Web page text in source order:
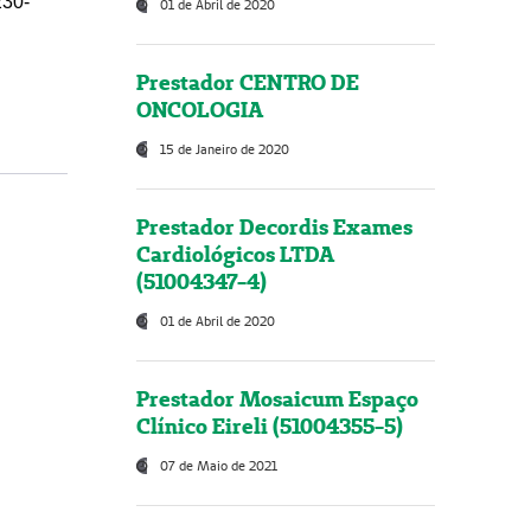
01 de Abril de 2020
Prestador CENTRO DE
ONCOLOGIA
15 de Janeiro de 2020
Prestador Decordis Exames
Cardiológicos LTDA
(51004347-4)
01 de Abril de 2020
Prestador Mosaicum Espaço
Clínico Eireli (51004355-5)
07 de Maio de 2021